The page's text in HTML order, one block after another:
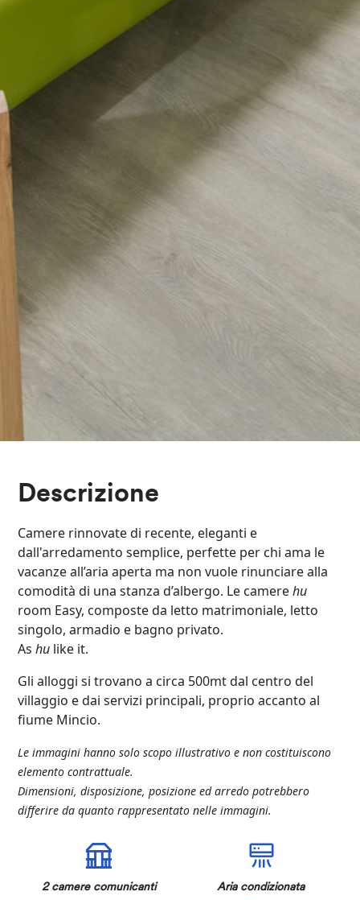
Descrizione
Camere rinnovate di recente, eleganti e
dall'arredamento semplice, perfette per chi ama le
vacanze all’aria aperta ma non vuole rinunciare alla
comodità di una stanza d’albergo. Le camerehu
room Easy, composte da letto matrimoniale, letto
singolo, armadio e bagno privato.
Ashu like it.
Gli alloggi si trovano a circa 500mt dal centro del
villaggio e dai servizi principali, proprio accanto al
fiume Mincio.
Le immagini hanno solo scopo illustrativo e non costituiscono
elemento contrattuale.
Dimensioni, disposizione, posizione ed arredo potrebbero
differire da quanto rappresentato nelle immagini.
2 camere comunicanti Aria condizionata